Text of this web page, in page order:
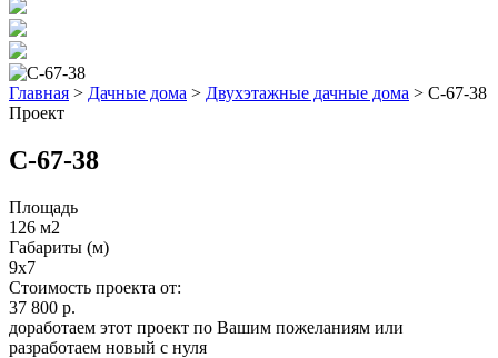
Главная > Дачные дома > Двухэтажные дачные дома > С-67-38
Проект
С-67-38
Площадь
126 м2
Габариты (м)
9x7
Стоимость проекта от:
37 800 р.
доработаем этот проект по Вашим пожеланиям или
разработаем новый с нуля